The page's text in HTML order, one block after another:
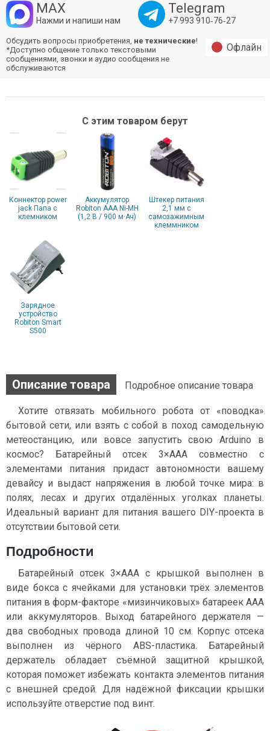
MAX
Нажми и напиши нам
Telegram
+7 993 910‑76‑27
Обсудить вопросы приобретения, не технические!
*Доступно общение только текстовыми
сообщениями, звонки и аудио сообщения не
обслуживаются
Офлайн
С этим товаром берут
Коннектор power
jack Папа с
клемником
Аккумулятор
Robiton AAA Ni-MH
(1,2 В / 900 м·Ач)
Штекер питания
2,1 мм с
самозажимным
клеммником
Зарядное
устройство
Robiton Smart
S500
Описание товара Подробное описание товара
Хотите отвязать мобильного робота от «поводка»
бытовой сети, или взять с собой в поход самодельную
метеостанцию, или вовсе запустить свою Arduino в
космос? Батарейный отсек 3×ААA совместно с
элементами питания придаст автономности вашему
девайсу и выдаст напряжения в любой точке мира: в
полях, лесах и других отдалённых уголках планеты.
Идеальный вариант для питания вашего DIY-проекта в
отсутствии бытовой сети.
Подробности
Батарейный отсек 3×ААA с крышкой выполнен в
виде бокса с ячейками для установки трёх элементов
питания в форм-факторе «мизинчиковых» батареек AAA
или аккумуляторов. Выход батарейного держателя —
два свободных провода длиной 10 см. Корпус отсека
выполнен из чёрного ABS-пластика. Батарейный
держатель обладает съёмной защитной крышкой,
которая поможет избежать контакта элементов питания
с внешней средой. Для надёжной фиксации крышки
используйте отверстие под винт.